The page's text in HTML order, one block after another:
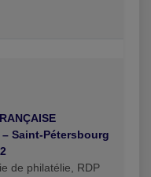
– Saint-Pétersbourg
de philatélie, RDP